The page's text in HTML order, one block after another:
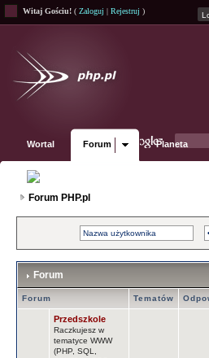
Witaj Gościu! ( Zaloguj | Rejestruj )
Wortal Forum Planeta
Forum PHP.pl
Forum
Forum Tematów
Przedszkole
Raczkujesz w
tematyce WWW
(PHP, SQL,